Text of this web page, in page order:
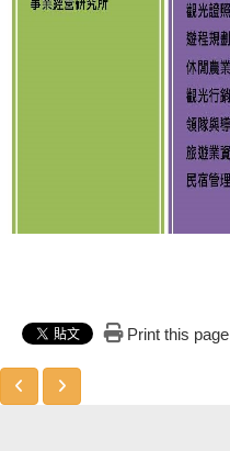
Print this page